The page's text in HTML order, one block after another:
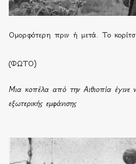
Ομορφότερη πριν ή μετά. Το
(ΦΩΤΟ)
Μια κοπέλα από την Αιθιοπία έγινε
εξωτερικής εμφάνισης